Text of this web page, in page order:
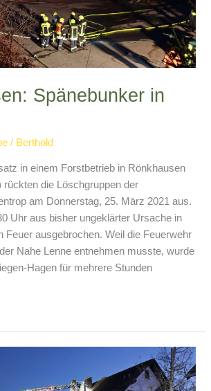
Spänebunker in
/ Berthold
in einem Forstbetrieb in Rönkhausen
rückten die Löschgruppen der
am Donnerstag, 25. März 2021 aus.
Uhr aus bisher ungeklärter Ursache in
Feuer ausgebrochen. Weil die Feuerwehr
Nahe Lenne entnehmen musste, wurde
Hagen für mehrere Stunden